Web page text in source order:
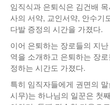
임직식과 은퇴식은 김건배
사의 서약, 교인서약, 안수기
다발 증정의 시간을 가졌다.
이어 은퇴하는 장로들의 지
역을 소개하고 은퇴하는 장
정하는 시간도 가졌다.
특히 임직자들에게 권면의
시무)는 하나님의 일꾼은 첫